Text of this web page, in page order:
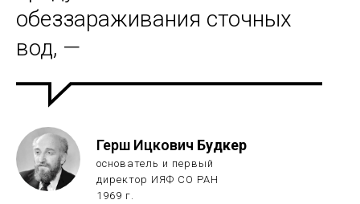
обеззараживания сточных
вод, —
Герш Ицкович Будкер
основатель и первый
директор ИЯФ СО РАН
1969 г.